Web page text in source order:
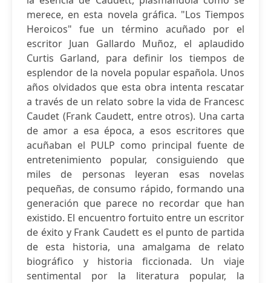
merece, en esta novela gráfica. "Los Tiempos
Heroicos" fue un término acuñado por el
escritor Juan Gallardo Muñoz, el aplaudido
Curtis Garland, para definir los tiempos de
esplendor de la novela popular española. Unos
años olvidados que esta obra intenta rescatar
a través de un relato sobre la vida de Francesc
Caudet (Frank Caudett, entre otros). Una carta
de amor a esa época, a esos escritores que
acuñaban el PULP como principal fuente de
entretenimiento popular, consiguiendo que
miles de personas leyeran esas novelas
pequeñas, de consumo rápido, formando una
generación que parece no recordar que han
existido. El encuentro fortuito entre un escritor
de éxito y Frank Caudett es el punto de partida
de esta historia, una amalgama de relato
biográfico y historia ficcionada. Un viaje
sentimental por la literatura popular, la